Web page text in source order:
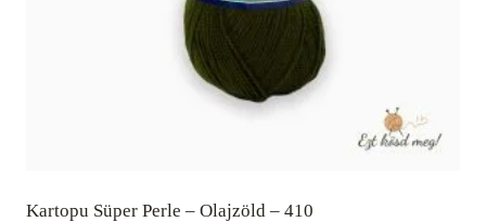
Kartopu Süper Perle – Olajzöld – 410